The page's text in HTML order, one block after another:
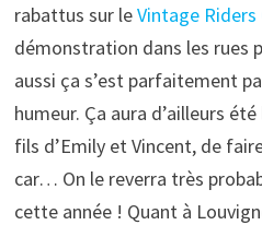
rabattus sur leVintage Riders
démonstration dans les rues
aussi ça s’est parfaitement
humeur. Ça aura d’ailleurs
fils d’Emily et Vincent, de
car… On le reverra très
cette année ! Quant à